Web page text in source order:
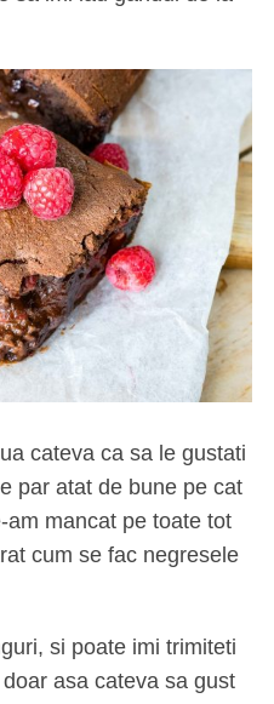
cateva ca sa le gustati
par atat de bune pe cat
mancat pe toate tot
cum se fac negresele
si poate imi trimiteti
asa cateva sa gust